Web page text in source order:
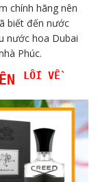
chính hãng nên
biết đến nước
nước hoa Dubai
Phúc.
LỐI VỀ